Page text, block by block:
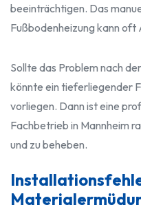
beeinträchtigen. Das
Fußbodenheizung kann oft
Sollte das Problem nach
könnte ein tieferliegender
vorliegen. Dann ist eine
Fachbetrieb in Mannheim
und zu beheben.